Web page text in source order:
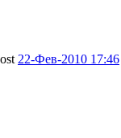
22-Фев-2010 17:46